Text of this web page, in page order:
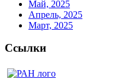
Май, 2025
Апрель, 2025
Март, 2025
Ссылки